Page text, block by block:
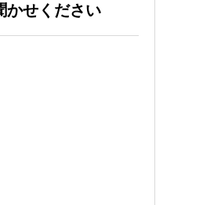
かせください